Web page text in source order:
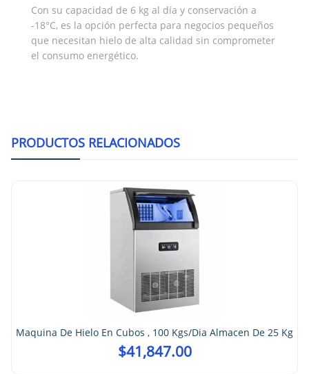
Con su capacidad de 6 kg al día y conservación a
-18°C, es la opción perfecta para negocios pequeños
que necesitan hielo de alta calidad sin comprometer
el consumo energético.
PRODUCTOS RELACIONADOS
Maquina De Hielo En Cubos , 100 Kgs/dia Almacen De 25 Kg
$41,847.00